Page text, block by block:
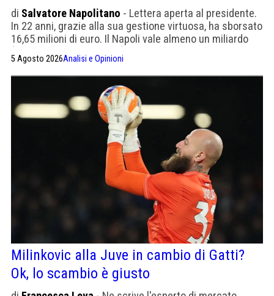
di Salvatore Napolitano - Lettera aperta al presidente.
In 22 anni, grazie alla sua gestione virtuosa, ha sborsato
16,65 milioni di euro. Il Napoli vale almeno un miliardo
(gliene hanno offerti due). Ha preso un grande tecnico.
Perché non dargli una squadra da Champions?
5 Agosto 2026Analisi e Opinioni
Milinkovic alla Juve in cambio di Gatti?
Ok, lo scambio è giusto